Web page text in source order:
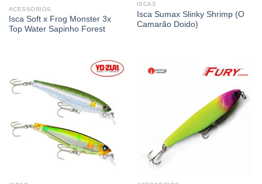
ACESSÓRIOS
Isca Soft x Frog Monster 3x
Top Water Sapinho Forest
ISCAS
Isca Sumax Slinky Shrimp (O
Camarão Doido)